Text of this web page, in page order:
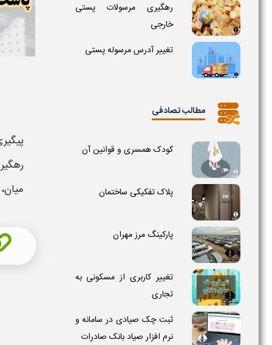
رهگیری مرسولات پستی
خارجی
تغییر آدرس مرسوله پستی
مطالب تصادفی
کودک همسری و قوانین آن
پلاک تفکیکی ساختمان
پارکینگ مرز مهران
تغییر کاربری از مسکونی به
تجاری
ثبت چک صیادی در سامانه و
نرم افزار صیاد بانک صادرات